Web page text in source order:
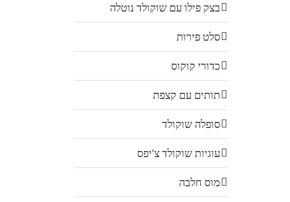
בצק פילו עם שוקולד נוטלה
סלט פירות
כדורי קוקוס
תותים עם קצפת
סופלה שוקולד
עוגיות שוקולד צ'יפס
מוס חלבה